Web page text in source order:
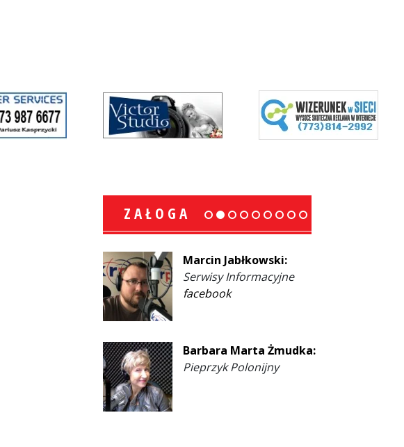
ZAŁOGA
Marcin Jabłkowski:
Serwisy Informacyjne
facebook
Barbara Marta Żmudka:
Pieprzyk Polonijny